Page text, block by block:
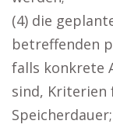
(4) die
betreffenden
falls konkrete
sind, Kriterien
Speicherdauer;